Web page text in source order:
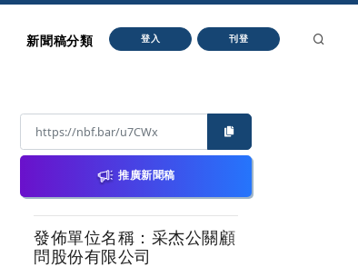
新聞稿分類 登入 刊登
推廣新聞稿
發佈單位名稱：采杰公關顧
問股份有限公司